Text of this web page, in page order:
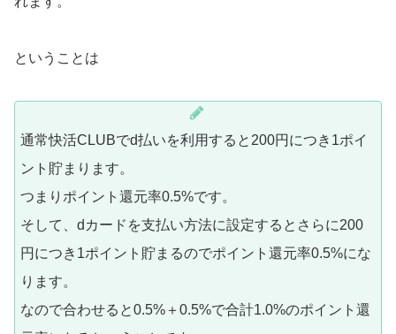
ということは
通常快活CLUBでd払いを利用すると200円につき1ポイ
ント貯まります。
つまりポイント還元率0.5%です。
そして、dカードを支払い方法に設定するとさらに200
円につき1ポイント貯まるのでポイント還元率0.5%にな
ります。
なので合わせると0.5%＋0.5%で合計1.0%のポイント還